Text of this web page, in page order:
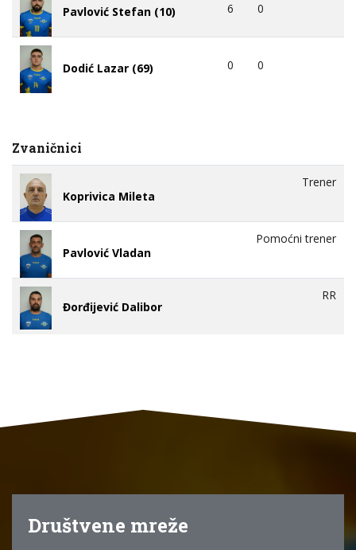
Pavlović Stefan (10) 6 0
Dodić Lazar (69) 0 0
Zvaničnici
Koprivica Mileta
Trener
Pavlović Vladan
Pomoćni trener
Đorđijević Dalibor
RR
Društvene mreže